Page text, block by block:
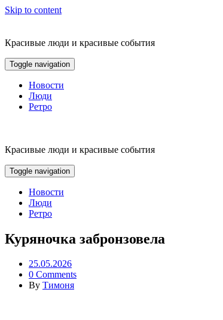
Skip to content
Красивые люди и красивые события
Toggle navigation
Новости
Люди
Ретро
Красивые люди и красивые события
Toggle navigation
Новости
Люди
Ретро
Куряночка забронзовела
25.05.2026
0 Comments
By Тимоня